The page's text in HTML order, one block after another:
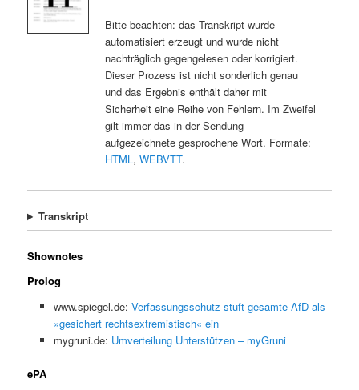
Bitte beachten: das Transkript wurde
automatisiert erzeugt und wurde nicht
nachträglich gegengelesen oder korrigiert.
Dieser Prozess ist nicht sonderlich genau
und das Ergebnis enthält daher mit
Sicherheit eine Reihe von Fehlern. Im Zweifel
gilt immer das in der Sendung
aufgezeichnete gesprochene Wort. Formate:
HTML, WEBVTT.
Transkript
Shownotes
Prolog
www.spiegel.de: Verfassungsschutz stuft gesamte AfD als
»gesichert rechtsextremistisch« ein
mygruni.de: Umverteilung Unterstützen – myGruni
ePA